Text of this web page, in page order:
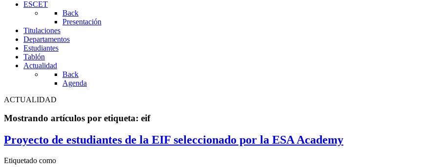
ESCET
Back
Presentación
Titulaciones
Departamentos
Estudiantes
Tablón
Actualidad
Back
Agenda
ACTUALIDAD
Mostrando artículos por etiqueta: eif
Proyecto de estudiantes de la EIF seleccionado por la ESA Academy
Etiquetado como